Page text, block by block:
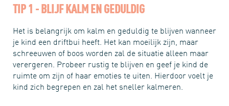
TIP 1 - BLIJF KALM EN GEDULDIG
Het is belangrijk om kalm en geduldig te blijven wanneer
je kind een driftbui heeft. Het kan moeilijk zijn, maar
schreeuwen of boos worden zal de situatie alleen maar
verergeren. Probeer rustig te blijven en geef je kind de
ruimte om zijn of haar emoties te uiten. Hierdoor voelt je
kind zich begrepen en zal het sneller kalmeren.